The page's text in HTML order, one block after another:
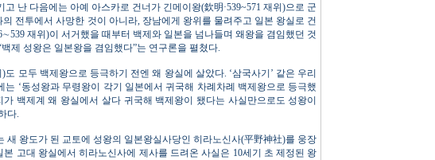
난 다음에는 아예 아스카로 건너가 긴메이왕(欽明·539~571 재위)으로 군
전투에서 사망한 것이 아니라, 장남에게 왕위를 물려주고 일본 왕실로 건
재위)이 서거했을 때부터 백제와 일본을 넘나들며 왜왕을 겸임했던 것
제 성왕은 일본왕을 겸임했다”는 연구론을 펼쳤다.
모두 백제왕으로 등극하기 전엔 왜 왕실에 살았다. ‘삼국사기’ 같은 우리
는 ‘동성왕과 무령왕이 각기 일본에서 귀국해 차례차례 백제왕으로 등극했
백제계 왜 왕실에서 살다 귀국해 백제왕이 됐다는 사실만으로도 성왕이
다.
새 왕도가 된 교토에 성왕의 일본왕실사당인 히라노신사(平野神社)를 웅장
고대 왕실에서 히라노신사에 제사를 드려온 사실은 10세기 초 제정된 왕